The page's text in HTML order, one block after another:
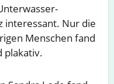
interessant. Nur die
Menschen fand
plakativ.